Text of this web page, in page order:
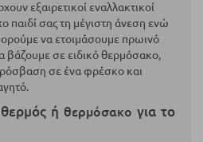
εξαιρετικοί εναλλακτικοί
παιδί σας τη μέγιστη άνεση ενώ
να ετοιμάσουμε πρωινό
βάζουμε σε ειδικό θερμόσακο,
σε ένα φρέσκο ​​και
ή θερμόσακο για το